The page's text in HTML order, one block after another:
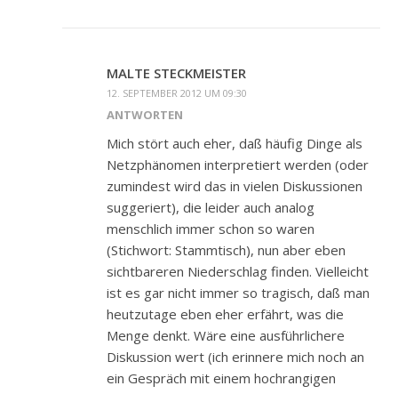
MALTE STECKMEISTER
12. SEPTEMBER 2012 UM 09:30
ANTWORTEN
Mich stört auch eher, daß häufig Dinge als
Netzphänomen interpretiert werden (oder
zumindest wird das in vielen Diskussionen
suggeriert), die leider auch analog
menschlich immer schon so waren
(Stichwort: Stammtisch), nun aber eben
sichtbareren Niederschlag finden. Vielleicht
ist es gar nicht immer so tragisch, daß man
heutzutage eben eher erfährt, was die
Menge denkt. Wäre eine ausführlichere
Diskussion wert (ich erinnere mich noch an
ein Gespräch mit einem hochrangigen